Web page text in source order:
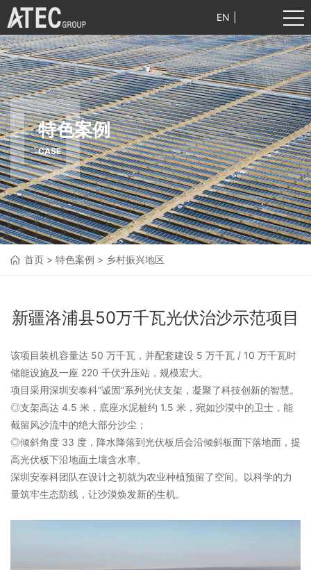
EN
中文
特色案例
CASE
首页 > 特色案例 > 乡村振兴地区
新疆洛浦县50万千瓦光伏治沙示范项目
该项目装机容量达 50 万千瓦，并配套建设 5 万千瓦 / 10 万千瓦时
储能设施及一座 220 千伏升压站，规模宏大。
项目采用深圳安泰科“诚固”系列光伏支架，凝聚了科技创新的智慧。
◎支架高达 4.5 米，底座水泥桩约 1.5 米，宛如沙漠中的卫士，能
截留风沙流中的绝大部分沙尘；
◎倾斜角度 33 度，降水降落到光伏板后会沿倾斜板面下落地面，提
高光伏板下沿地面土壤含水率。
深圳安泰科团队在设计之初就为农业种植预留了空间。以科学的力
量筑牢生态防线，让沙漠焕发新的生机。